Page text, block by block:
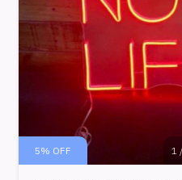
1 /
5% OFF